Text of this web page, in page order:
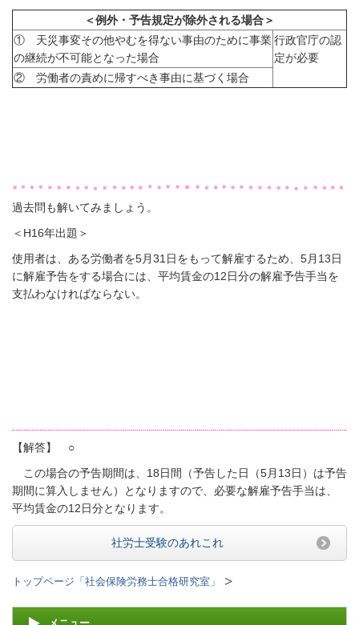
＜例外・予告規定が除外される場合＞
① 天災事変その他やむを得ない事由のために事業
の継続が不可能となった場合
行政官庁の認
定が必要
② 労働者の責めに帰すべき事由に基づく場合
過去問も解いてみましょう。
＜H16年出題＞
使用者は、ある労働者を5月31 日をもって解雇するため、 5月 13日
に解雇予告をする場合には、平均賃金の12日分の解雇予告手当を
支払わなければならない。
【解答】 ○
この場合の予告期間は、18日間（予告した日（5月13日）は予告
期間に算入しません）となりますので、必要な解雇予告手当は、
平均賃金の12日分となります。
社労士受験のあれこれ
トップページ「社会保険労務士合格研究室」